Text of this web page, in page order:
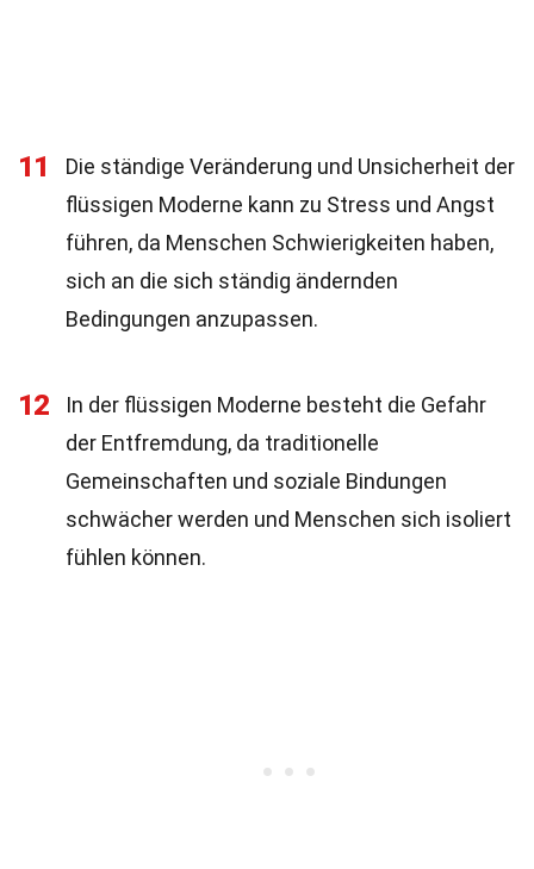
11
Die ständige Veränderung und Unsicherheit der
flüssigen Moderne kann zu Stress und Angst
führen, da Menschen Schwierigkeiten haben,
sich an die sich ständig ändernden
Bedingungen anzupassen.
12
In der flüssigen Moderne besteht die Gefahr
der Entfremdung, da traditionelle
Gemeinschaften und soziale Bindungen
schwächer werden und Menschen sich isoliert
fühlen können.